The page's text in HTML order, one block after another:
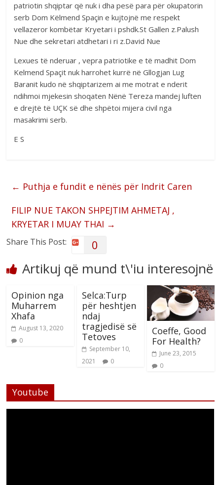
patriotin shqiptar që nuk i dha pesë para për okupatorin
serb Dom Këlmend Spaçin e kujtojnë me respekt
vellazeror kombëtar Kryetari i pshdk.St Gallen z.Palush
Nue dhe sekretari atdhetari i ri z.David Nue
Lexues të nderuar , vepra patriotike e të madhit Dom
Kelmend Spaçit nuk harrohet kurrë në Gllogjan Lug
Baranit kudo në shqiptarizem ai me motrat e nderit
ndihmoi mjekesin shoqaten Nënë Tereza mandej luften
e drejtë të UÇK së dhe shpëtoi mijera civil nga
masakrimi serb.
E S
← Puthja e fundit e nënës për Indrit Caren
FILIP NUE TAKON SHPEJTIM AHMETAJ ,
KRYETAR I MUAY THAI →
Share This Post: 0
Artikuj që mund t\'iu interesojnë
Opinion nga
Muharrem
Xhafa
August 13, 2020
0
Selca:Turp
për heshtjen
ndaj
tragjedisë së
Tetoves
September 10,
2021
0
Coeffe, Good
For Health?
June 23, 2015
0
Youtube